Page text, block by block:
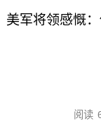
美军将领感慨
阅读